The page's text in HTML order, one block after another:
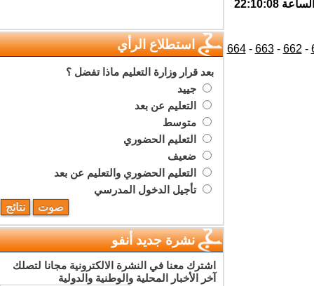
662
-
663
-
664 استطلاع الرأي
بعد قرار وزارة التعليم ماذا تفضل ؟
جييد
التعليم عن بعد
متوسط
التعليم الحضوري
ضعيف
التعليم الحضوري والتعليم عن بعد
تأجيل الدخول المدرسي
نشرة جديد أنفو
اشترك معنا في النشرة الالكترونية مجانا لتصلك
آخر الأخبار المحلية والوطنية والدولية